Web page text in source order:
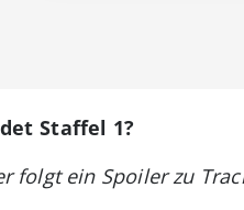
Staffel 1?
folgt ein Spoiler zu